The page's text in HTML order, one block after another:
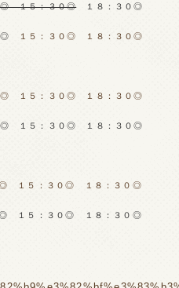
◎ １５：３０◎１８：３０◎
◎ １５：３０◎ １８：３０◎
◎ １５：３０◎ １８：３０◎
◎ １５：３０◎ １８：３０◎
◎ １５：３０◎ １８：３０◎
１５：３０◎ １８：３０◎